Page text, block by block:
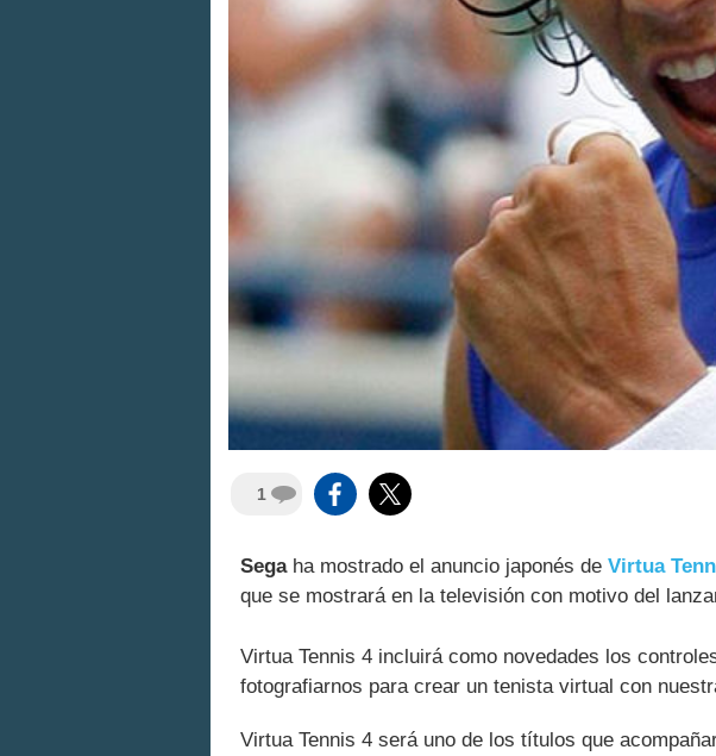
1
Segaha mostrado el anuncio japonés de Virtua
que se mostrará en la televisión con motivo del
Virtua Tennis 4 incluirá como novedades los
fotografiarnos para crear un tenista virtual con
Virtua Tennis 4 será uno de los títulos que